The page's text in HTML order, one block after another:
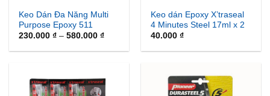
Keo Dán Đa Năng Multi
Purpose Epoxy 511
230.000₫ – 580.000₫Khoảng
từ
Keo dán Epoxy X’traseal
4 Minutes Steel 17ml x 2
40.000₫